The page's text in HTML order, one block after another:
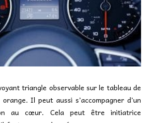
triangle observable sur le tableau de
Il peut aussi s’accompagner d’un
au cœur. Cela peut être initiatrice